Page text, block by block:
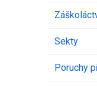
Sekty
Poruchy